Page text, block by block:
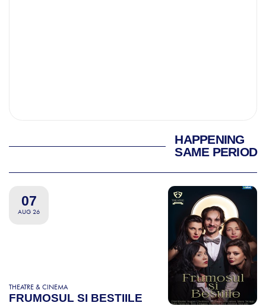
HAPPENING
SAME PERIOD
07
AUG 26
THEATRE & CINEMA
FRUMOSUL SI BESTIILE